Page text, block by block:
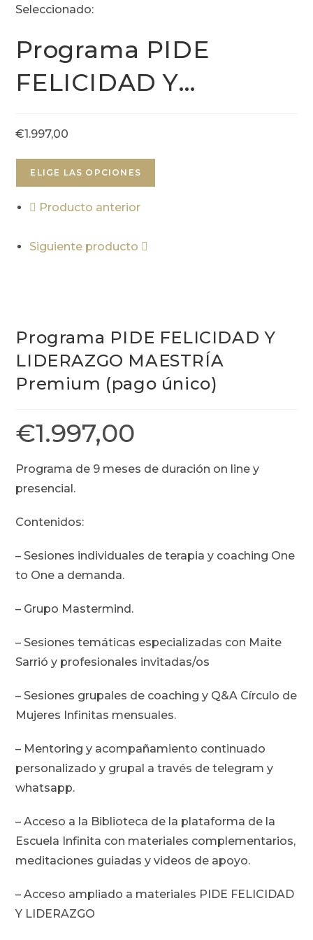
contenido
Seleccionado:
Programa PIDE
FELICIDAD Y…
€1.997,00
ELIGE LAS OPCIONES
Producto anterior
Siguiente producto
Programa PIDE FELICIDAD Y
LIDERAZGO MAESTRÍA
Premium (pago único)
€1.997,00
Programa de 9 meses de duración on line y
presencial.
Contenidos:
– Sesiones individuales de terapia y coaching One
to One a demanda.
– Grupo Mastermind.
– Sesiones temáticas especializadas con Maite
Sarrió y profesionales invitadas/os
– Sesiones grupales de coaching y Q&A Círculo de
Mujeres Infinitas mensuales.
– Mentoring y acompañamiento continuado
personalizado y grupal a través de telegram y
whatsapp.
– Acceso a la Biblioteca de la plataforma de la
Escuela Infinita con materiales complementarios,
meditaciones guiadas y videos de apoyo.
– Acceso ampliado a materiales PIDE FELICIDAD
Y LIDERAZGO